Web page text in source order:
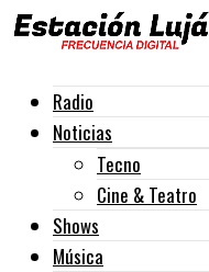
Radio
Noticias
Tecno
Cine & Teatro
Shows
Música